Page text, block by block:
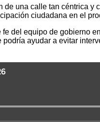
una calle tan céntrica
ciudadana en el
del equipo de gobierno
ayudar a evitar